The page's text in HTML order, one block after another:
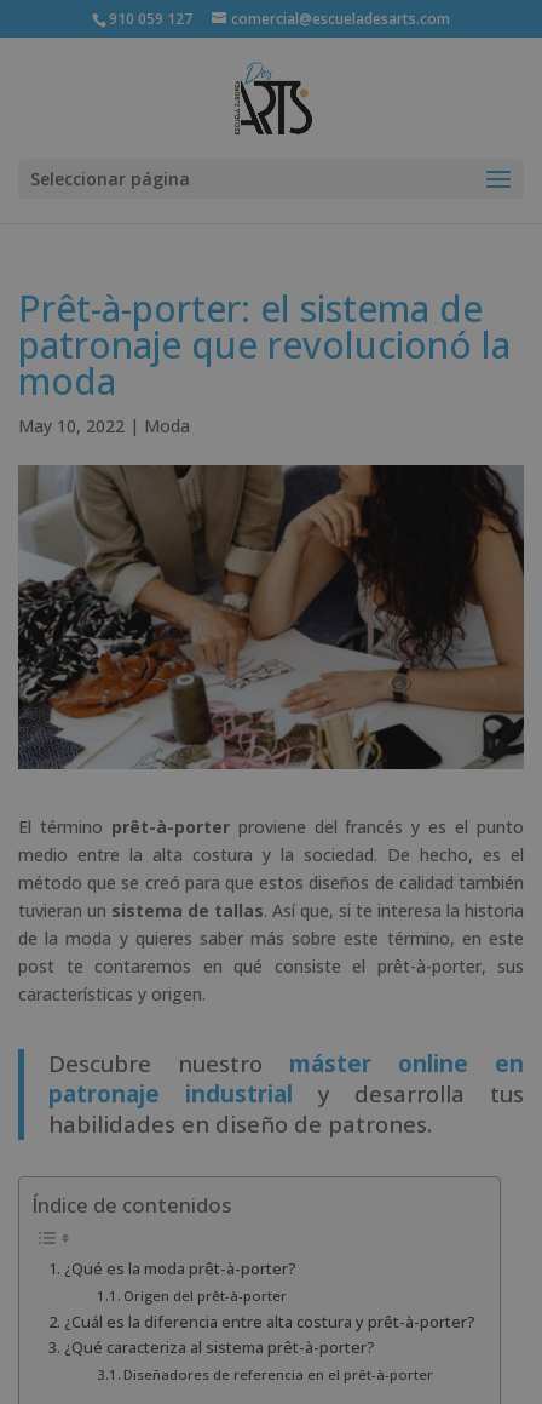
910 059 127 comercial@escueladesarts.com
Seleccionar página
Prêt-à-porter: el sistema de
patronaje que revolucionó la
moda
May 10, 2022 | Moda
El término prêt-à-porterproviene del francés y es el punto
medio entre la alta costura y la sociedad. De hecho, es el
método que se creó para que estos diseños de calidad también
tuvieran un sistema de tallas. Así que, si te interesa la historia
de la moda y quieres saber más sobre este término, en este
post te contaremos en qué consiste el prêt-à-porter, sus
características y origen.
Descubre nuestro máster online en
patronaje industrial y desarrolla tus
habilidades en diseño de patrones.
Índice de contenidos
¿Qué es la moda prêt-à-porter?
Origen del prêt-à-porter
¿Cuál es la diferencia entre alta costura y prêt-à-porter?
¿Qué caracteriza al sistema prêt-à-porter?
Diseñadores de referencia en el prêt-à-porter